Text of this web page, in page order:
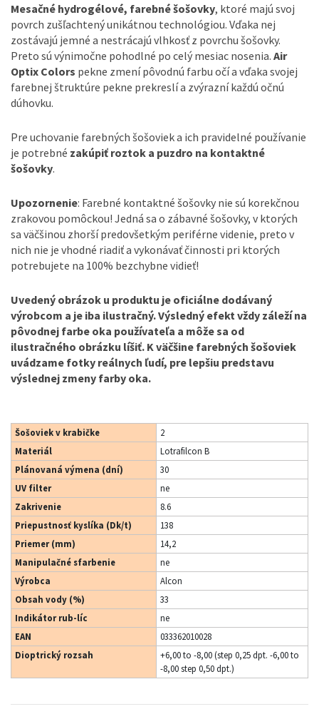
Mesačné hydrogélové, farebné šošovky, ktoré majú svoj
povrch zušľachtený unikátnou technológiou. Vďaka nej
zostávajú jemné a nestrácajú vlhkosť z povrchu šošovky.
Preto sú výnimočne pohodlné po celý mesiac nosenia. Air
Optix Colors pekne zmení pôvodnú farbu očí a vďaka svojej
farebnej štruktúre pekne prekreslí a zvýrazní každú očnú
dúhovku.
Pre uchovanie farebných šošoviek a ich pravidelné používanie
je potrebné zakúpiť roztok a puzdro na kontaktné
šošovky.
Upozornenie: Farebné kontaktné šošovky nie sú korekčnou
zrakovou pomôckou! Jedná sa o zábavné šošovky, v ktorých
sa väčšinou zhorší predovšetkým periférne videnie, preto v
nich nie je vhodné riadiť a vykonávať činnosti pri ktorých
potrebujete na 100% bezchybne vidieť!
Uvedený obrázok u produktu je oficiálne dodávaný
výrobcom a je iba ilustračný. Výsledný efekt vždy záleží na
pôvodnej farbe oka používateľa a môže sa od
ilustračného obrázku líšiť. K väčšine farebných šošoviek
uvádzame fotky reálnych ľudí, pre lepšiu predstavu
výslednej zmeny farby oka.
Šošoviek v krabičke
2
Materiál
Lotrafilcon B
Plánovaná výmena (dní)
30
UV filter
ne
Zakrivenie
8.6
Priepustnosť kyslíka (Dk/t)
138
Priemer (mm)
14,2
Manipulačné sfarbenie
ne
Výrobca
Alcon
Obsah vody (%)
33
Indikátor rub-líc
ne
EAN
033362010028
Dioptrický rozsah
+6,00 to -8,00 (step 0,25 dpt. -6,00 to
-8,00 step 0,50 dpt.)